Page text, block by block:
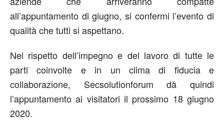
all’appuntamento di giugno, si confermi l’evento di
qualità che tutti si aspettano.
Nel rispetto dell’impegno e del lavoro di tutte le
parti coinvolte e in un clima di fiducia e
collaborazione, Secsolutionforum dà quindi
l’appuntamento ai visitatori il prossimo 18 giugno
2020.